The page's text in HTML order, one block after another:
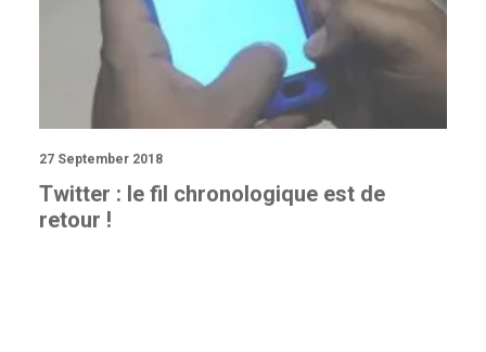
27 September 2018
Twitter : le fil chronologique est de
retour !